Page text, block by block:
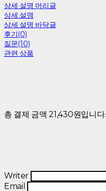
상세 설명 머리글
상세 설명
상세 설명 바닥글
후기(0)
질문(10)
관련 상품
총 결제 금액 21,430원입니다.
Writer
Email